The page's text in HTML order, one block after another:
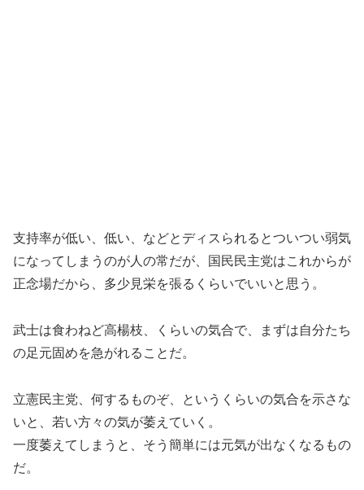
支持率が低い、低い、などとディスられるとついつい弱気
になってしまうのが人の常だが、国民民主党はこれからが
正念場だから、多少見栄を張るくらいでいいと思う。
武士は食わねど高楊枝、くらいの気合で、まずは自分たち
の足元固めを急がれることだ。
立憲民主党、何するものぞ、というくらいの気合を示さな
いと、若い方々の気が萎えていく。
一度萎えてしまうと、そう簡単には元気が出なくなるもの
だ。